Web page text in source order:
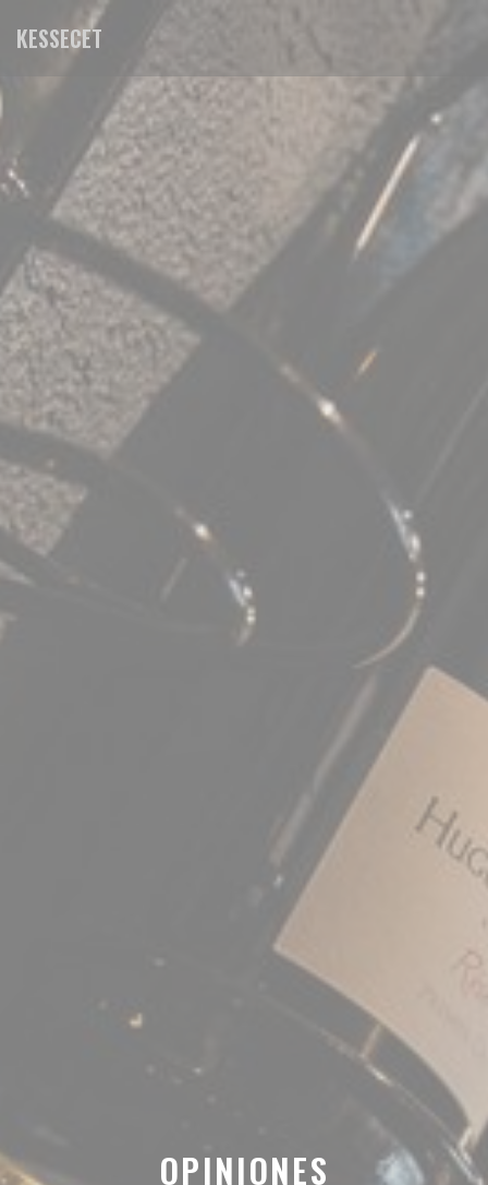
Personalización de sus opciones de cookies
KESSECET
OPINIONES